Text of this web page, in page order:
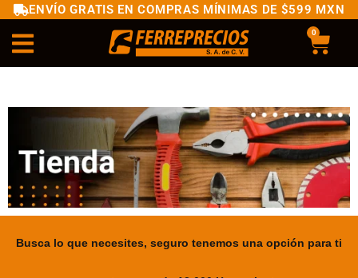
ENVÍO GRATIS EN COMPRAS MÍNIMAS DE $599 MXN
0
Busca lo que necesites, seguro tenemos una opción para ti